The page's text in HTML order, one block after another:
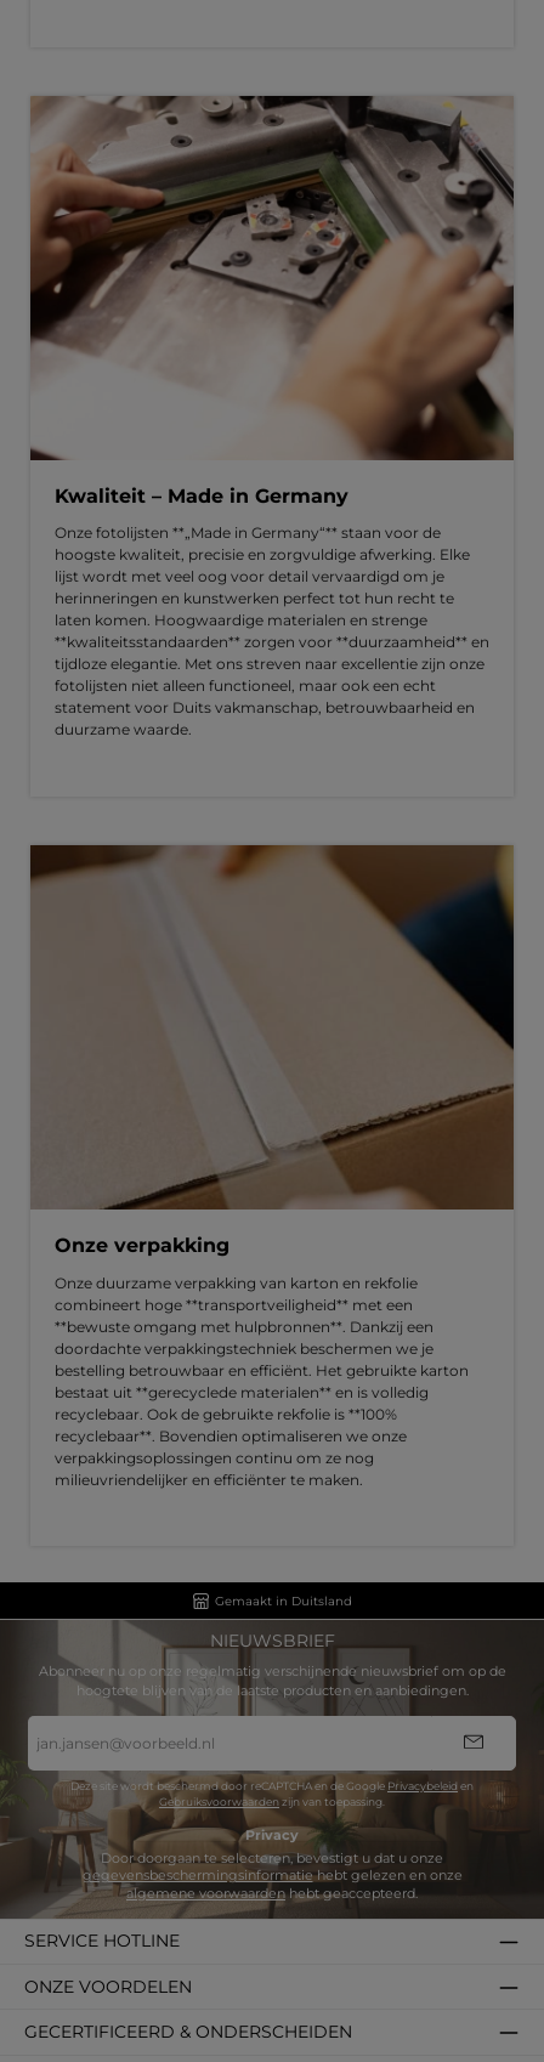
Kwaliteit – Made in Germany
Onze fotolijsten **„Made in Germany“** staan voor de
hoogste kwaliteit, precisie en zorgvuldige afwerking. Elke
lijst wordt met veel oog voor detail vervaardigd om je
herinneringen en kunstwerken perfect tot hun recht te
laten komen. Hoogwaardige materialen en strenge
**kwaliteitsstandaarden** zorgen voor **duurzaamheid** en
tijdloze elegantie. Met ons streven naar excellentie zijn onze
fotolijsten niet alleen functioneel, maar ook een echt
statement voor Duits vakmanschap, betrouwbaarheid en
duurzame waarde.
Onze verpakking
Onze duurzame verpakking van karton en rekfolie
combineert hoge **transportveiligheid** met een
**bewuste omgang met hulpbronnen**. Dankzij een
doordachte verpakkingstechniek beschermen we je
bestelling betrouwbaar en efficiënt. Het gebruikte karton
bestaat uit **gerecyclede materialen** en is volledig
recyclebaar. Ook de gebruikte rekfolie is **100%
recyclebaar**. Bovendien optimaliseren we onze
verpakkingsoplossingen continu om ze nog
milieuvriendelijker en efficiënter te maken.
Gemaakt in Duitsland
NIEUWSBRIEF
Abonneer nu op onze regelmatig verschijnende nieuwsbrief om op de
hoogtete blijven van de laatste producten en aanbiedingen.
mailadres
*
Deze site wordt beschermd door reCAPTCHA en de Google Privacybeleid en
Gebruiksvoorwaarden zijn van toepassing.
Privacy
gegevensbeschermingsinformatie
algemene voorwaardenhebt geaccepteerd.
SERVICE HOTLINE
GECERTIFICEERD & ONDERSCHEIDEN
ONZE VOORDELEN